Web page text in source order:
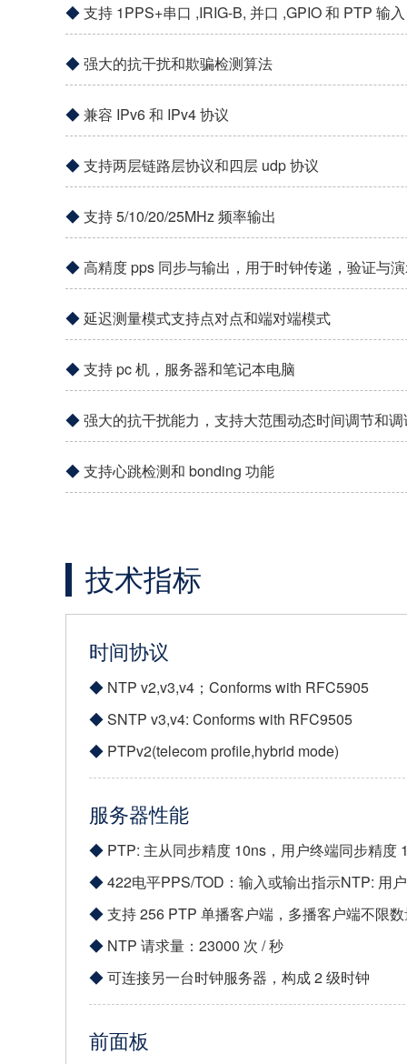
支持 1PPS+串口 ,IRIG-B, 并口 ,GPIO 和 PTP 输入
强大的抗干扰和欺骗检测算法
兼容 IPv6 和 IPv4 协议
支持两层链路层协议和四层 udp 协议
支持 5/10/20/25MHz 频率输出
高精度 pps 同步与输出，用于时钟传递，验证与
延迟测量模式支持点对点和端对端模式
支持 pc 机，服务器和笔记本电脑
强大的抗干扰能力，支持大范围动态时间调节和调
支持心跳检测和 bonding 功能
技术指标
时间协议
NTP v2,v3,v4；Conforms with RFC5905
SNTP v3,v4: Conforms with RFC9505
PTPv2(telecom profile,hybrid mode)
服务器性能
PTP: 主从同步精度 10ns，用户终端同步精度
422电平PPS/TOD：输入或输出指示NTP: 用
支持 256 PTP 单播客户端，多播客户端不限
NTP 请求量：23000 次 / 秒
可连接另一台时钟服务器，构成 2 级时钟
前面板